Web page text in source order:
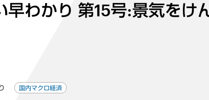
早わかり 第15号:景気をけ
国内マクロ経済